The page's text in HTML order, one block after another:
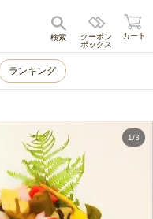
キャンセル
クーポン
ボックス
検索 カート
ランキング
1/3